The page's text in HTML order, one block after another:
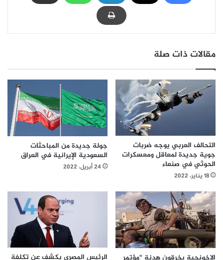
مقالات ذات صلة
التحالف العربي يوجه ضربات
جوية جديدة لمعاقل ومعسكرات
الحوثي في صنعاء
18 يناير، 2022
جولة جديدة من المباحثات
السعودية الإيرانية في العراق
24 أبريل، 2022
الإخونجية يخرقون هدنة “مؤتمر الرئيس المصري يكشف عن تكلفة